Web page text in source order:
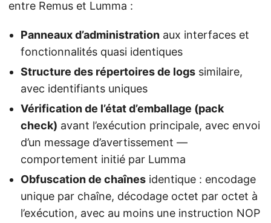
entre Remus et Lumma :
Panneaux d’administration aux interfaces et
fonctionnalités quasi identiques
Structure des répertoires de logs similaire,
avec identifiants uniques
Vérification de l’état d’emballage (pack
check) avant l’exécution principale, avec envoi
d’un message d’avertissement —
comportement initié par Lumma
Obfuscation de chaînes identique : encodage
unique par chaîne, décodage octet par octet à
l’exécution, avec au moins une instruction NOP